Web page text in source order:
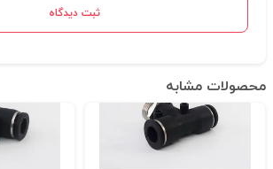
ثبت دیدگاه
محصولات مشابه